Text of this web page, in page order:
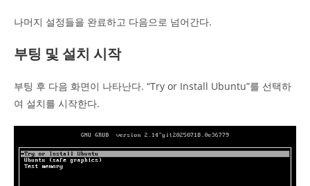
나머지 설정들을 완료하고 다음으로 넘어간다.
부팅 및 설치 시작
부팅 후 다음 화면이 나타난다. “Try or Install Ubuntu”를 선택하
여 설치를 시작한다.